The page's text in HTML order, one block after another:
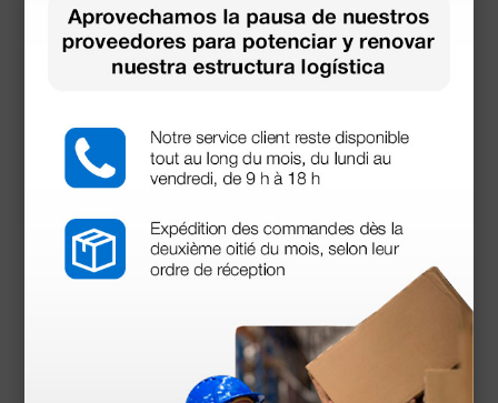
Resucitador AMBU® MARK IV - pediátrico
191,00 €